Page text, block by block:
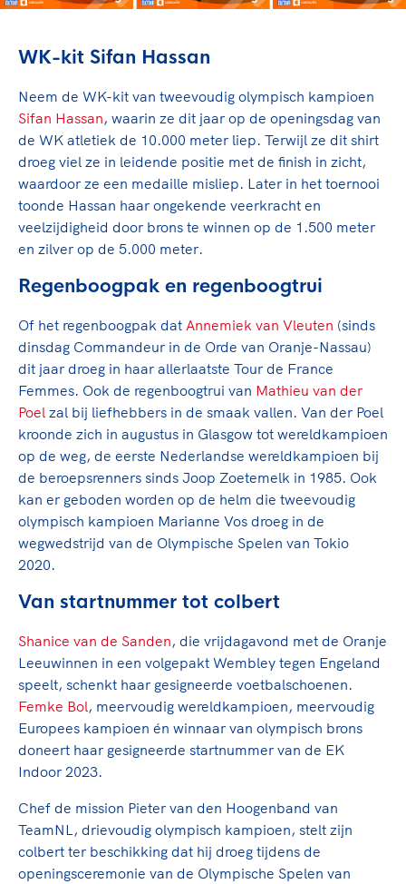
WK-kit Sifan Hassan
Neem de WK-kit van tweevoudig olympisch kampioen
Sifan Hassan, waarin ze dit jaar op de openingsdag van
de WK atletiek de 10.000 meter liep. Terwijl ze dit shirt
droeg viel ze in leidende positie met de finish in zicht,
waardoor ze een medaille misliep. Later in het toernooi
toonde Hassan haar ongekende veerkracht en
veelzijdigheid door brons te winnen op de 1.500 meter
en zilver op de 5.000 meter.
Regenboogpak en regenboogtrui
Of het regenboogpak dat Annemiek van Vleuten (sinds
dinsdag Commandeur in de Orde van Oranje-Nassau)
dit jaar droeg in haar allerlaatste Tour de France
Femmes. Ook de regenboogtrui van Mathieu van der
Poel zal bij liefhebbers in de smaak vallen. Van der Poel
kroonde zich in augustus in Glasgow tot wereldkampioen
op de weg, de eerste Nederlandse wereldkampioen bij
de beroepsrenners sinds Joop Zoetemelk in 1985. Ook
kan er geboden worden op de helm die tweevoudig
olympisch kampioen Marianne Vos droeg in de
wegwedstrijd van de Olympische Spelen van Tokio
2020.
Van startnummer tot colbert
Shanice van de Sanden, die vrijdagavond met de Oranje
Leeuwinnen in een volgepakt Wembley tegen Engeland
speelt, schenkt haar gesigneerde voetbalschoenen.
Femke Bol, meervoudig wereldkampioen, meervoudig
Europees kampioen én winnaar van olympisch brons
doneert haar gesigneerde startnummer van de EK
Indoor 2023.
Chef de mission Pieter van den Hoogenband van
TeamNL, drievoudig olympisch kampioen, stelt zijn
colbert ter beschikking dat hij droeg tijdens de
openingsceremonie van de Olympische Spelen van